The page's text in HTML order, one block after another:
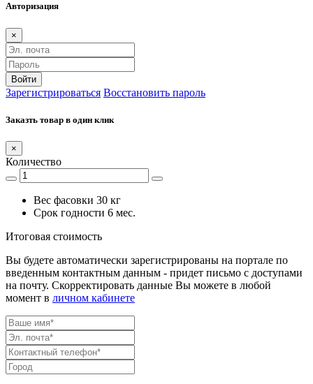
Авторизация
×
Войти
Зарегистрироваться Восстановить пароль
Заказть товар в один клик
×
Количество
Вес фасовки 30 кг
Срок годности 6 мес.
Итоговая стоимость
Вы будете автоматически зарегистрированы на портале по
введенным контактным данным - придет письмо с доступами
на почту. Скорректировать данные Вы можете в любой
момент в личном кабинете